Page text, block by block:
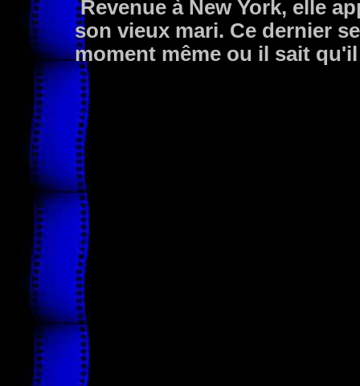
Revenue à New York, elle
son vieux mari. Ce dernier
moment même ou il sait